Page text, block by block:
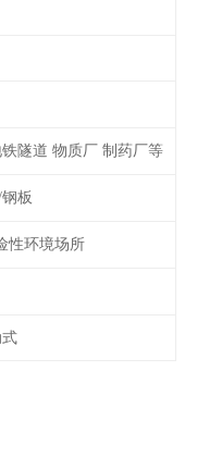
隧道 物质厂 制药厂等
板
性环境场所